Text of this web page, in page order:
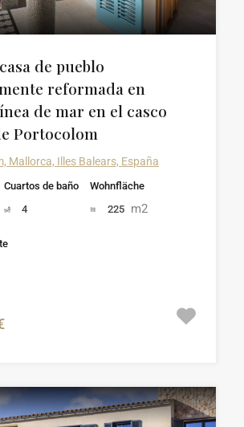
de pueblo
reformada en
de mar en el casco
Portocolom
Mallorca, Illes Balears, España
Cuartos de baño
4
Wohnfläche
225 m2